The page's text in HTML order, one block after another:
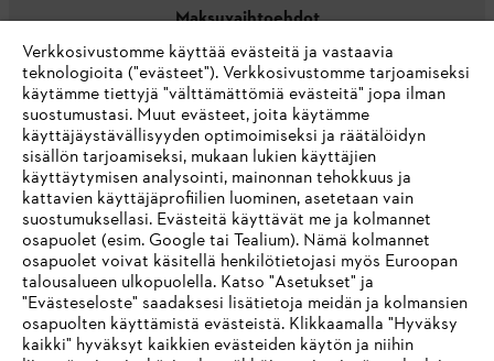
Maksuvaihtoehdot
Yritys
STIHL FAQ
Verkkosivustomme käyttää evästeitä ja vastaavia
teknologioita ("evästeet"). Verkkosivustomme tarjoamiseksi
käytämme tiettyjä "välttämättömiä evästeitä" jopa ilman
suostumustasi. Muut evästeet, joita käytämme
käyttäjäystävällisyyden optimoimiseksi ja räätälöidyn
sisällön tarjoamiseksi, mukaan lukien käyttäjien
käyttäytymisen analysointi, mainonnan tehokkuus ja
kattavien käyttäjäprofiilien luominen, asetetaan vain
suostumuksellasi. Evästeitä käyttävät me ja kolmannet
osapuolet (esim. Google tai Tealium). Nämä kolmannet
osapuolet voivat käsitellä henkilötietojasi myös Euroopan
talousalueen ulkopuolella. Katso "Asetukset" ja
"Evästeseloste" saadaksesi lisätietoja meidän ja kolmansien
osapuolten käyttämistä evästeistä. Klikkaamalla "Hyväksy
kaikki" hyväksyt kaikkien evästeiden käytön ja niihin